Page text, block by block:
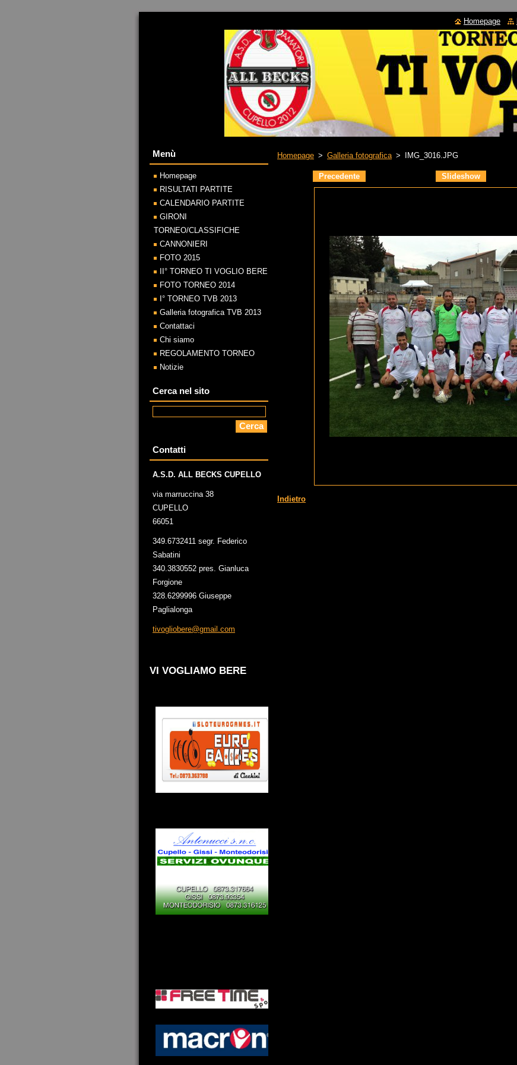
Homepage > Galleria fotografica > IMG_3016.JPG
Precedente Slideshow
Indietro
Menù
Homepage
RISULTATI PARTITE
CALENDARIO PARTITE
GIRONI
TORNEO/CLASSIFICHE
CANNONIERI
FOTO 2015
II° TORNEO TI VOGLIO BERE
FOTO TORNEO 2014
I° TORNEO TVB 2013
Galleria fotografica TVB 2013
Contattaci
Chi siamo
REGOLAMENTO TORNEO
Notizie
Cerca nel sito
Contatti
A.S.D. ALL BECKS CUPELLO
via marruccina 38
CUPELLO
66051
349.6732411 segr. Federico
Sabatini
340.3830552 pres. Gianluca
Forgione
328.6299996 Giuseppe
Paglialonga
tivogliobere@gmail.com
VI VOGLIAMO BERE
Homepage